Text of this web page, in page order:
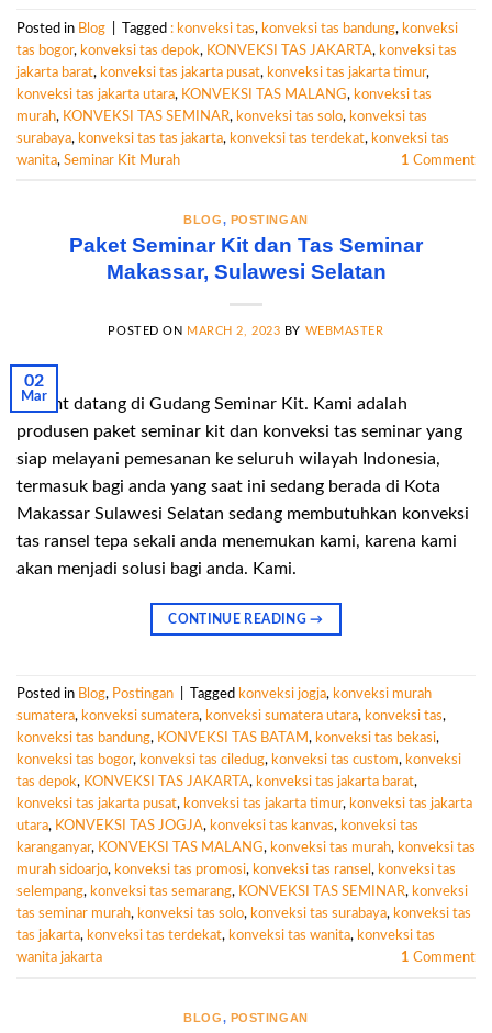
Posted in Blog Tagged : konveksi tas, konveksi tas bandung, konveksi
tas bogor, konveksi tas depok, KONVEKSI TAS JAKARTA, konveksi tas
jakarta barat, konveksi tas jakarta pusat, konveksi tas jakarta timur,
konveksi tas jakarta utara, KONVEKSI TAS MALANG, konveksi tas
murah, KONVEKSI TAS SEMINAR, konveksi tas solo, konveksi tas
surabaya, konveksi tas tas jakarta, konveksi tas terdekat, konveksi tas
wanita, Seminar Kit Murah 1 Comment
BLOG, POSTINGAN
Paket Seminar Kit dan Tas Seminar
Makassar, Sulawesi Selatan
POSTED ON MARCH 2, 2023 BY WEBMASTER
02
Mar
Selamt datang di Gudang Seminar Kit. Kami adalah
produsen paket seminar kit dan konveksi tas seminar yang
siap melayani pemesanan ke seluruh wilayah Indonesia,
termasuk bagi anda yang saat ini sedang berada di Kota
Makassar Sulawesi Selatan sedang membutuhkan konveksi
tas ransel tepa sekali anda menemukan kami, karena kami
akan menjadi solusi bagi anda. Kami.
CONTINUE READING→
Posted in Blog, Postingan Tagged konveksi jogja, konveksi murah
sumatera, konveksi sumatera, konveksi sumatera utara, konveksi tas,
konveksi tas bandung, KONVEKSI TAS BATAM, konveksi tas bekasi,
konveksi tas bogor, konveksi tas ciledug, konveksi tas custom, konveksi
tas depok, KONVEKSI TAS JAKARTA, konveksi tas jakarta barat,
konveksi tas jakarta pusat, konveksi tas jakarta timur, konveksi tas jakarta
utara, KONVEKSI TAS JOGJA, konveksi tas kanvas, konveksi tas
karanganyar, KONVEKSI TAS MALANG, konveksi tas murah, konveksi tas
murah sidoarjo, konveksi tas promosi, konveksi tas ransel , konveksi tas
selempang, konveksi tas semarang, KONVEKSI TAS SEMINAR, konveksi
tas seminar murah, konveksi tas solo, konveksi tas surabaya, konveksi tas
tas jakarta, konveksi tas terdekat, konveksi tas wanita, konveksi tas
wanita jakarta
1 Comment
BLOG, POSTINGAN